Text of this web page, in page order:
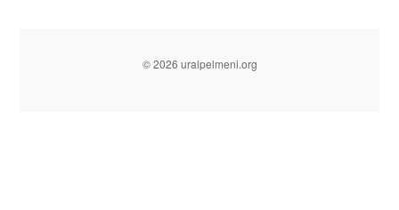
© 2026 uralpelmeni.org